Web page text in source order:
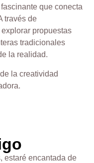
que conecta
través de
propuestas
tradicionales
la realidad.
la creatividad
estaré encantada de